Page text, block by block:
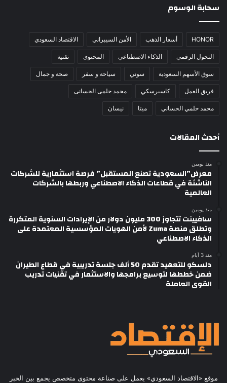
سحابة الوسوم
HONOR أسعار الذهب الأمن السيبراني الاقتصاد السعودي
التحول الرقمي الذكاء الاصطناعي المحتوى تقنية
سوق الأسهم السعودية سوني سياحة و سفر صحة و جمال
فريق العمل كاسبرسكي محمد حلمى الحسانى
محمد حلمي الحساني ميتا نيسان
أحدث المقالات
منذ يومين
معرض”السعودية تصنع المستقبل” فرصة استثمارية للشركات
الناشئة في قطاعات الذكاء الاصطناعي وربطها بالشركات
العالمية
منذ يومين
سافيينت تتجاوز 300 مليون دولار من الإيرادات السنوية المتكررة
وتطلق منصة Zuma لأمن الهويات المؤسسية المعتمدة على
الذكاء الاصطناعي
منذ 3 أيام
دلسكو للتعهيد تقدم 50 ألف جلسة تدريبية في قطاع الطيران
ضمن خططها لتوسيع برامجها والاستثمار في تقنيات تدريب
القوى العاملة
موقع «الاقتصاد السعودي» يعمل على صناعة محتوى متخصص يجمع بين الخبر